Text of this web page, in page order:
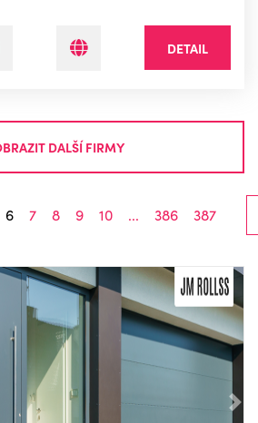
DETAIL
DALŠÍ FIRMY
6 7 8 9 10 ... 386 387